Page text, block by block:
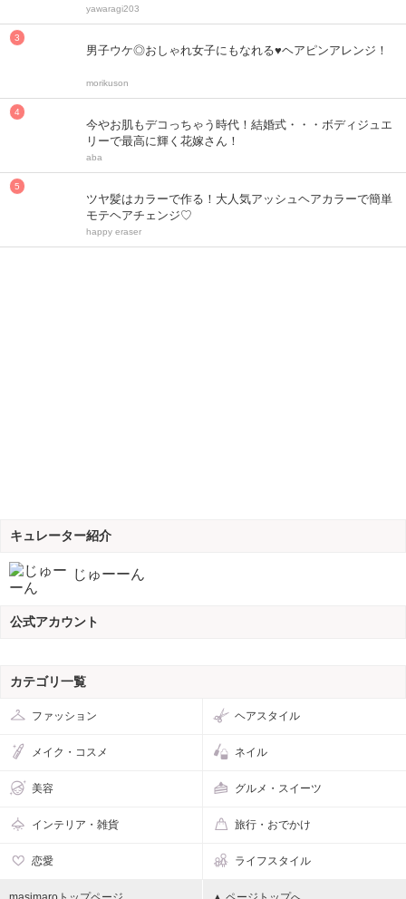
yawaragi203
男子ウケ◎おしゃれ女子にもなれる♥ヘアピンアレンジ！
morikuson
今やお肌もデコっちゃう時代！結婚式・・・ボディジュエ
リーで最高に輝く花嫁さん！
aba
ツヤ髪はカラーで作る！大人気アッシュヘアカラーで簡単
モテヘアチェンジ♡
happy eraser
キュレーター紹介
じゅーーん
公式アカウント
カテゴリ一覧
ファッション ヘアスタイル
メイク・コスメ ネイル
美容 グルメ・スイーツ
インテリア・雑貨 旅行・おでかけ
恋愛 ライフスタイル